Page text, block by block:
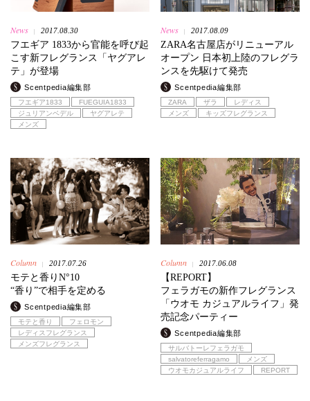
News | 2017.08.30
フエギア 1833から官能を呼び起
こす新フレグランス「ヤグアレ
テ」が登場
Scentpedia編集部
フエギア1833
FUEGUIA1833
ジュリアンベデル
ヤグアレテ
メンズ
News | 2017.08.09
ZARA名古屋店がリニューアル
オープン 日本初上陸のフレグラ
ンスを先駆けて発売
Scentpedia編集部
ZARA ザラ
レディス
メンズ
キッズフレグランス
Column 2017.07.26
モテと香りN°10
“香り”で相手を定める
Scentpedia編集部
モテと香り
フェロモン
レディスフレグランス
メンズフレグランス
Column 2017.06.08
【REPORT】
フェラガモの新作フレグランス
「ウオモ カジュアルライフ」発
売記念パーティー
Scentpedia編集部
サルバトーレフェラガモ
salvatoreferragamo
メンズ
ウオモカジュアルライフ
REPORT